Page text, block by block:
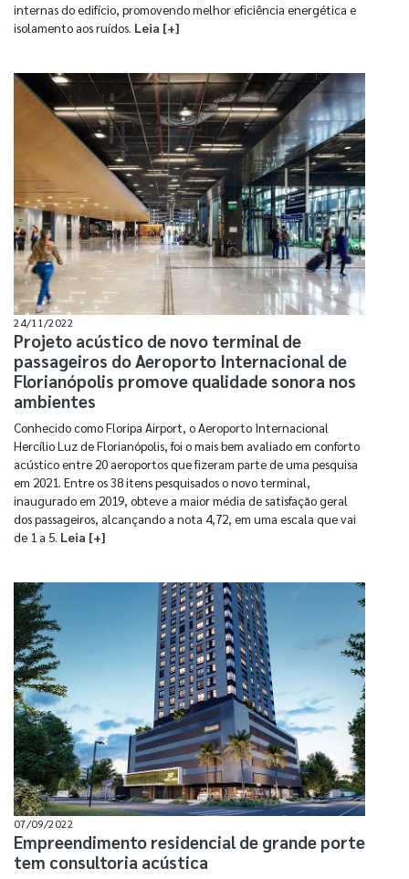
internas do edifício, promovendo melhor eficiência energética e
isolamento aos ruídos. Leia [+]
24/11/2022
Projeto acústico de novo terminal de
passageiros do Aeroporto Internacional de
Florianópolis promove qualidade sonora nos
ambientes
Conhecido como Floripa Airport, o Aeroporto Internacional
Hercílio Luz de Florianópolis, foi o mais bem avaliado em conforto
acústico entre 20 aeroportos que fizeram parte de uma pesquisa
em 2021. Entre os 38 itens pesquisados o novo terminal,
inaugurado em 2019, obteve a maior média de satisfação geral
dos passageiros, alcançando a nota 4,72, em uma escala que vai
de 1 a 5. Leia [+]
07/09/2022
Empreendimento residencial de grande porte
tem consultoria acústica